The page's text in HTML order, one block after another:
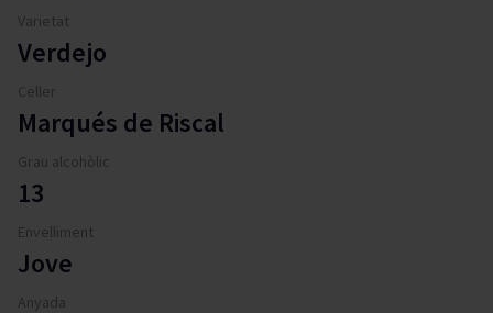
Varietat
Verdejo
Celler
Marqués de Riscal
Grau alcohòlic
13
Envelliment
Jove
Anyada